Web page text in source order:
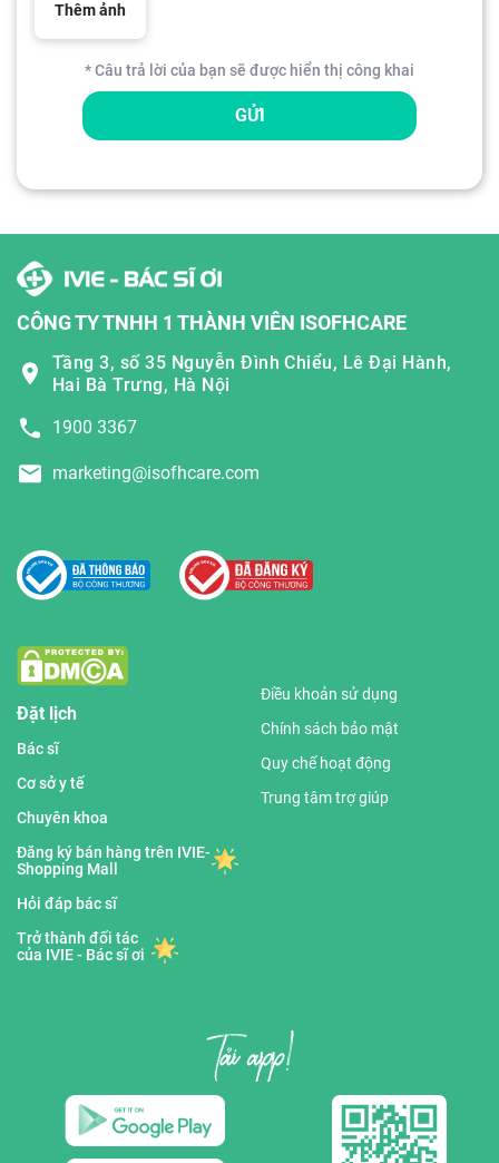
Thêm ảnh
* Câu trả lời của bạn sẽ được hiển thị công khai
GỬI
CÔNG TY TNHH 1 THÀNH VIÊN ISOFHCARE
Tầng 3, số 35 Nguyễn Đình Chiểu, Lê Đại Hành,
Hai Bà Trưng, Hà Nội
1900 3367
marketing@isofhcare.com
Đặt lịch
Bác sĩ
Cơ sở y tế
Chuyên khoa
Đăng ký bán hàng trên IVIE-
Shopping Mall
Hỏi đáp bác sĩ
Trở thành đối tác
của IVIE - Bác sĩ ơi
Điều khoản sử dụng
Chính sách bảo mật
Quy chế hoạt động
Trung tâm trợ giúp